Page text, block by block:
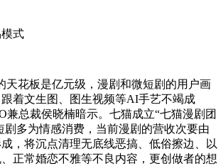
式
花板是亿元级，漫剧和微短剧的用户画
着文生图、图生视频等AI手艺不竭成
兼总裁侯晓楠暗示。七猫成立“七猫漫剧团
剧多为情感消费，当前漫剧的营收次要由
，将沉点清理无底线恶搞、低俗擦边、以
正常婚恋不雅等不良内容，更创做者的想